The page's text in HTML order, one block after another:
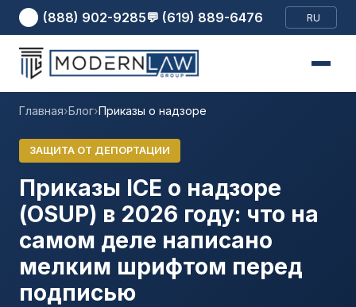
(888) 902-9285💬 (619) 889-6476 RU
Главная›Блог›Приказы о надзоре
ЗАЩИТА ОТ ДЕПОРТАЦИИ
Приказы ICE о надзоре
(OSUP) в 2026 году: что на
самом деле написано
мелким шрифтом перед
подписью